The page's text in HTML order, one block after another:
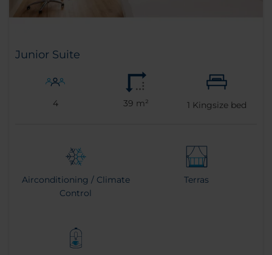
Junior Suite
4 39 m² 1 Kingsize bed
Airconditioning / Climate
Control
Terras